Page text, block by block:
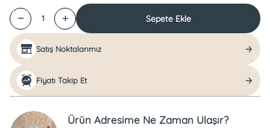
1 Sepete Ekle
Satış Noktalarımız
Fiyatı Takip Et
Ürün Adresime Ne Zaman Ulaşır?